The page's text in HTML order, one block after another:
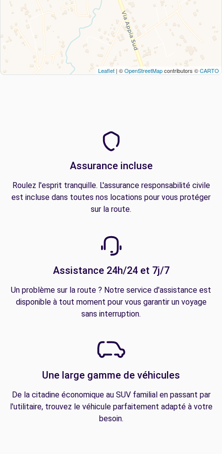
Leaflet | ©OpenStreetMapcontributors ©CARTO
Assurance incluse
Roulez l'esprit tranquille. L'assurance responsabilité civile
est incluse dans toutes nos locations pour vous protéger
sur la route.
Assistance 24h/24 et 7j/7
Un problème sur la route ? Notre service d'assistance est
disponible à tout moment pour vous garantir un voyage
sans interruption.
Une large gamme de véhicules
De la citadine économique au SUV familial en passant par
l'utilitaire, trouvez le véhicule parfaitement adapté à votre
besoin.